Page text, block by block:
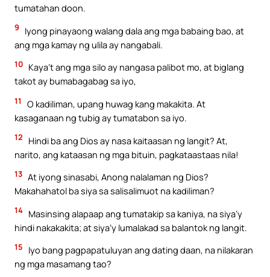
tumatahan doon.
9
Iyong pinayaong walang dala ang mga babaing bao, at
ang mga kamay ng ulila ay nangabali.
10 Kaya’t ang mga silo ay nangasa palibot mo, at biglang
takot ay bumabagabag sa iyo,
11
O kadiliman, upang huwag kang makakita. At
kasaganaan ng tubig ay tumatabon sa iyo.
12
Hindi ba ang Dios ay nasa kaitaasan ng langit? At,
narito, ang kataasan ng mga bituin, pagkataastaas nila!
13 At iyong sinasabi, Anong nalalaman ng Dios?
Makahahatol ba siya sa salisalimuot na kadiliman?
14 Masinsing alapaap ang tumatakip sa kaniya, na siya’y
hindi nakakakita; at siya’y lumalakad sa balantok ng langit.
15
Iyo bang pagpapatuluyan ang dating daan, na nilakaran
ng mga masamang tao?